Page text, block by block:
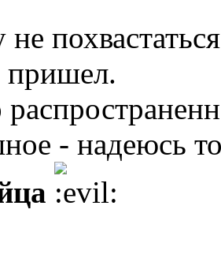
пришел.
- надеюсь